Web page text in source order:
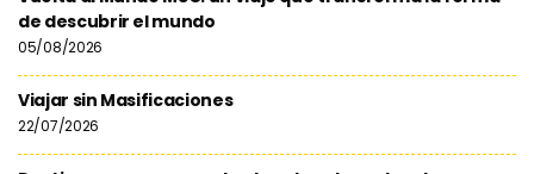
de descubrir el mundo
05/08/2026
Viajar sin Masificaciones
22/07/2026